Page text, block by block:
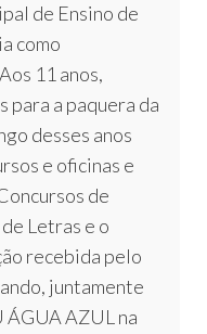
de Ensino de
como
11 anos,
para a paquera da
desses anos
e oficinas e
de
Letras e o
recebida pelo
juntamente
ÁGUA AZUL na